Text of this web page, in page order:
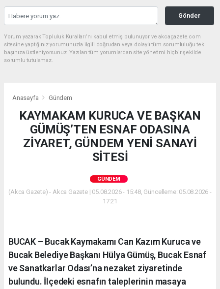
Gönder
Yorum yazarak Topluluk Kuralları’nı kabul etmiş bulunuyor ve akcagazete.com
sitesine yaptığınız yorumunuzla ilgili doğrudan veya dolaylı tüm sorumluluğu tek
başınıza üstleniyorsunuz. Yazılan tüm yorumlardan site yönetimi hiçbir şekilde
sorumlu tutulamaz.
Anasayfa Gündem
KAYMAKAM KURUCA VE BAŞKAN
GÜMÜŞ’TEN ESNAF ODASINA
ZİYARET, GÜNDEM YENİ SANAYİ
SİTESİ
GÜNDEM
(Akca Gazete) - Akca Gazete | 05.08.2026 - 15:48, Güncelleme: 05.08.2026 -
17:21
BUCAK – Bucak Kaymakamı Can Kazım Kuruca ve
Bucak Belediye Başkanı Hülya Gümüş, Bucak Esnaf
ve Sanatkarlar Odası’na nezaket ziyaretinde
bulundu. İlçedeki esnafın taleplerinin masaya